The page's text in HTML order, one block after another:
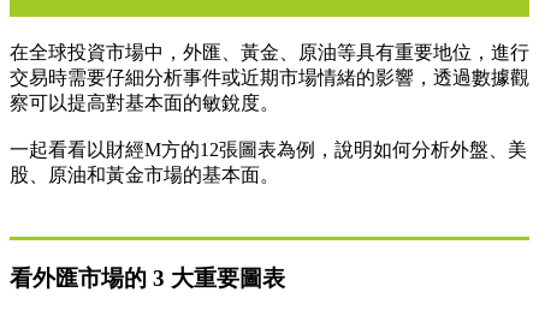
在全球投資市場中，外匯、黃金、原油等具有重要地位，進行
交易時需要仔細分析事件或近期市場情緒的影響，透過數據觀
察可以提高對基本面的敏銳度。
一起看看以財經M方的12張圖表為例，說明如何分析外盤、美
股、原油和黃金市場的基本面。
看外匯市場的 3 大重要圖表